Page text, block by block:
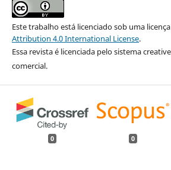
Este trabalho está licenciado sob uma licença
Attribution 4.0 International License.
Essa revista é licenciada pelo sistema
comercial.
0 0